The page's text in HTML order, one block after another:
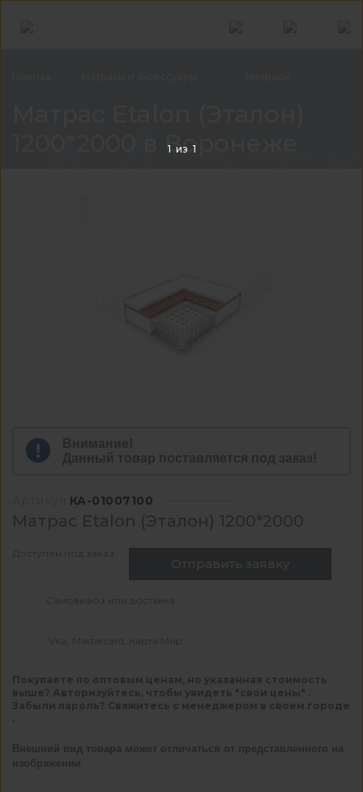
1200*2000 в Воронеже
Внимание!
Данный товар поставляется под заказ!
КА-01007100
Матрас Etalon (Эталон) 1200*2000
Доступен под заказ
Отправить заявку
Самовывоз или доставка
Visa, Mastercard, Карта Мир
Покупаете по оптовым ценам, но указанная стоимость
выше? Авторизуйтесь, чтобы увидеть "свои цены" .
Забыли пароль? Свяжитесь с менеджером в своем городе
Внешний вид товара может отличаться от представленного на
изображении
1 из 1